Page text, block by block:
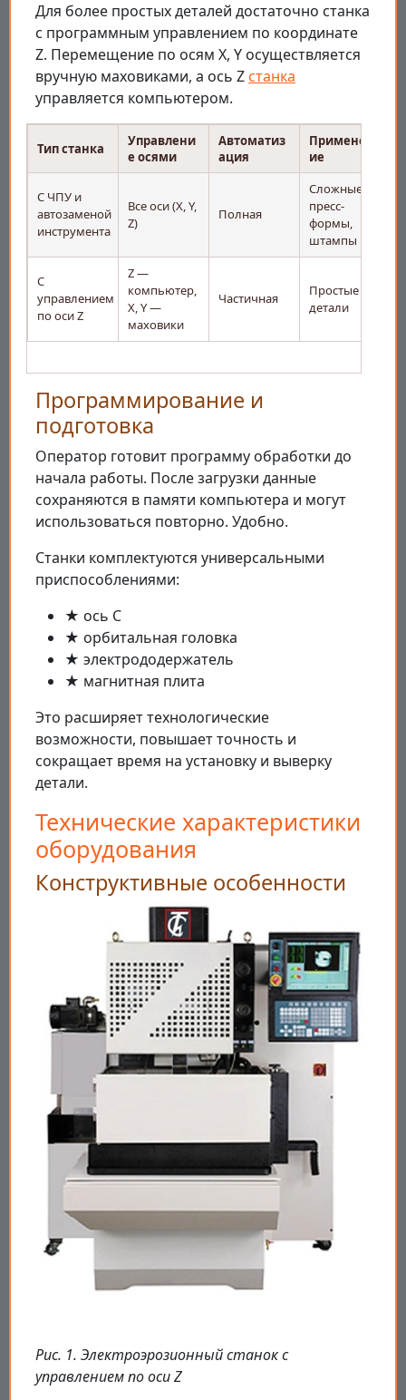
Для более простых деталей достаточно станка
с программным управлением по координате
Z. Перемещение по осям X, Y осуществляется
вручную маховиками, а ось Z станка
управляется компьютером.
Тип станка
Управлени
е осями
Автоматиз
ация
Применен
ие
С ЧПУ и
автозаменой
инструмента
Все оси (X, Y,
Z)
Полная
Сложные
пресс-
формы,
штампы
С
управлением
по оси Z
Z —
компьютер,
X, Y —
маховики
Частичная
Простые
детали
Программирование и
подготовка
Оператор готовит программу обработки до
начала работы. После загрузки данные
сохраняются в памяти компьютера и могут
использоваться повторно. Удобно.
Станки комплектуются универсальными
приспособлениями:
★ ось С
★ орбитальная головка
★ электрододержатель
★ магнитная плита
Это расширяет технологические
возможности, повышает точность и
сокращает время на установку и выверку
детали.
Технические характеристики
оборудования
Конструктивные особенности
Рис. 1. Электроэрозионный станок с
управлением по оси Z